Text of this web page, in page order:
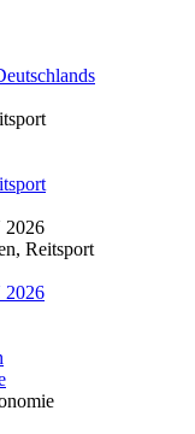
Reitsport